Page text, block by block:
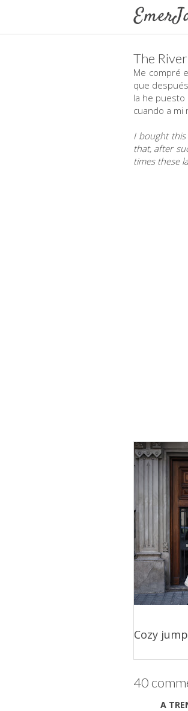
The River
Me compré
que
la he puesto
cuando a mi
I bought
that, after
times these
Cozy
40
A